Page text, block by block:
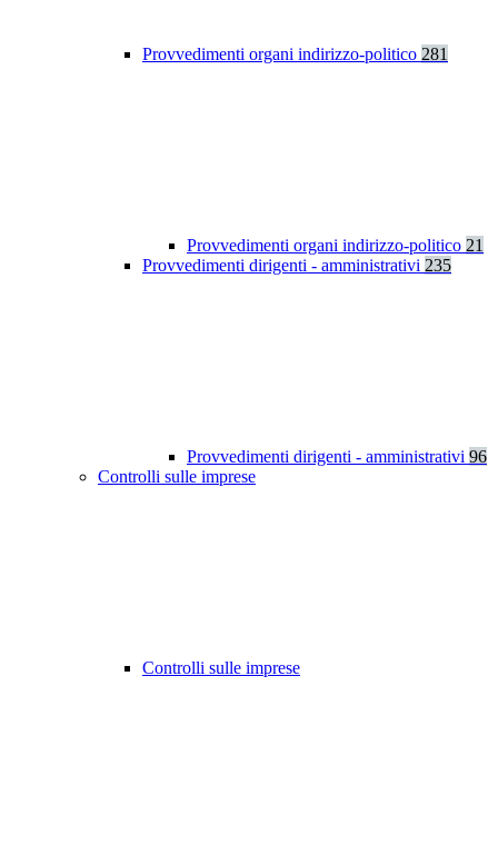
Provvedimenti organi indirizzo-politico 281
Provvedimenti organi indirizzo-politico 21
Provvedimenti dirigenti - amministrativi 235
Provvedimenti dirigenti - amministrativi 96
Controlli sulle imprese
Controlli sulle imprese